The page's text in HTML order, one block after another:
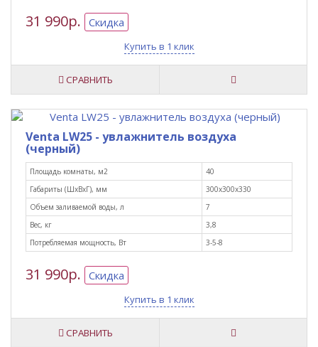
31 990р. Скидка
Купить в 1 клик
СРАВНИТЬ
Venta LW25 - увлажнитель воздуха
(черный)
Площадь комнаты, м2
40
Габариты (ШxВxГ), мм
300х300х330
Объем заливаемой воды, л
7
Вес, кг
3,8
Потребляемая мощность, Вт
3-5-8
31 990р. Скидка
Купить в 1 клик
СРАВНИТЬ